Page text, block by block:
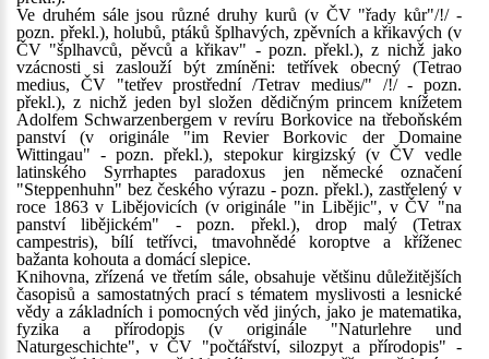
Ve druhém sále jsou různé druhy kurů (v ČV "řady kůr"/!/ -
pozn. překl.), holubů, ptáků šplhavých, zpěvních a křikavých (v
ČV "šplhavců, pěvců a křikav" - pozn. překl.), z nichž jako
vzácnosti si zaslouží být zmíněni: tetřívek obecný (Tetrao
medius, ČV "tetřev prostřední /Tetrav medius/" /!/ - pozn.
překl.), z nichž jeden byl složen dědičným princem knížetem
Adolfem Schwarzenbergem v revíru Borkovice na třeboňském
panství (v originále "im Revier Borkovic der Domaine
Wittingau" - pozn. překl.), stepokur kirgizský (v ČV vedle
latinského Syrrhaptes paradoxus jen německé označení
"Steppenhuhn" bez českého výrazu - pozn. překl.), zastřelený v
roce 1863 v Libějovicích (v originále "in Libějic", v ČV "na
panství libějickém" - pozn. překl.), drop malý (Tetrax
campestris), bílí tetřívci, tmavohnědé koroptve a kříženec
bažanta kohouta a domácí slepice.
Knihovna, zřízená ve třetím sále, obsahuje většinu důležitějších
časopisů a samostatných prací s tématem myslivosti a lesnické
vědy a základních i pomocných věd jiných, jako je matematika,
fyzika a přírodopis (v originále "Naturlehre und
Naturgeschichte", v ČV "počtářství, silozpyt a přírodopis" -